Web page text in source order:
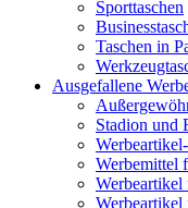
Sporttaschen
Taschen in
Ausgefallene
Stadion und
Werbemittel
Werbeartikel